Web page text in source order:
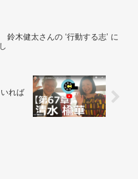
鈴木健太さんの ‘行動する志’ に
れば